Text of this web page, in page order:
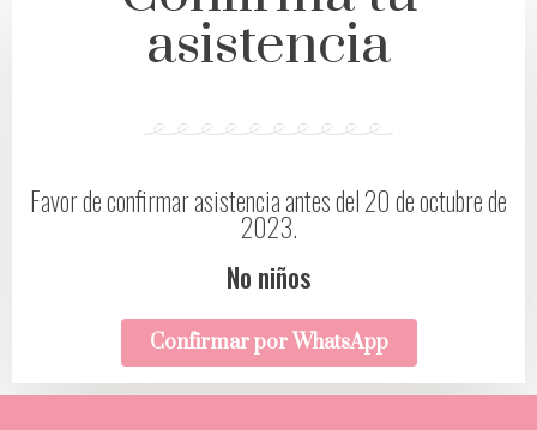
asistencia
Favor de confirmar asistencia antes del 20 de octubre de
2023.
No niños
Confirmar por WhatsApp